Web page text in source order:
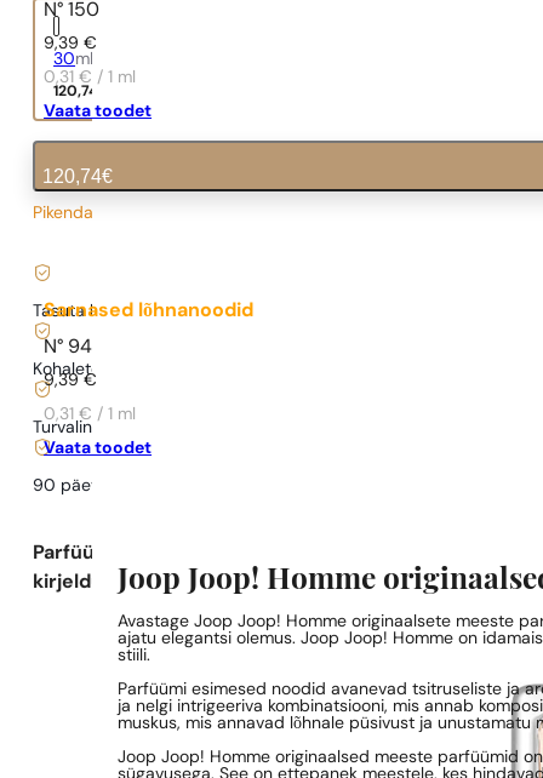
N° 150
9,39€
0,31 € / 1 ml
Vaata toodet
Sarnased lõhnanoodid
N° 94
9,39€
0,31 € / 1 ml
Vaata toodet
30ml
120,74
120,74€
Pikendatud tarneaeg
Tasuta kohaletoimetamine alates
Kohaletoimetamine alates
Turvaline ostlemine ja maksed
90 päeva
Parfüümi
kirjeldus
Joop Joop! Homme
Avastage Joop Joop! Homme originaalsete meeste
ajatu elegantsi olemus. Joop Joop! Homme on
stiili.
Parfüümi esimesed noodid avanevad tsitruseliste ja
ja nelgi intrigeeriva kombinatsiooni, mis annab
muskus, mis annavad lõhnale püsivust ja unustamatu
Joop Joop! Homme originaalsed meeste parfüümid